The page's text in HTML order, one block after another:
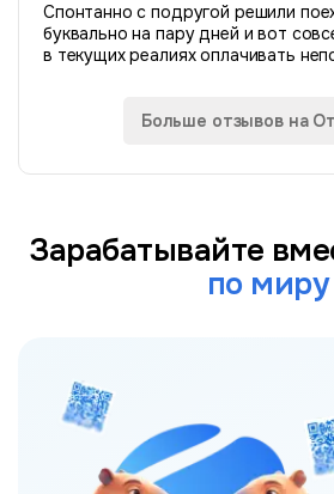
Спонтанно с подругой решили
буквально на пару дней и вот
в текущих реалиях оплачивать
Больше отзывов на
Зарабатывайте
по миру